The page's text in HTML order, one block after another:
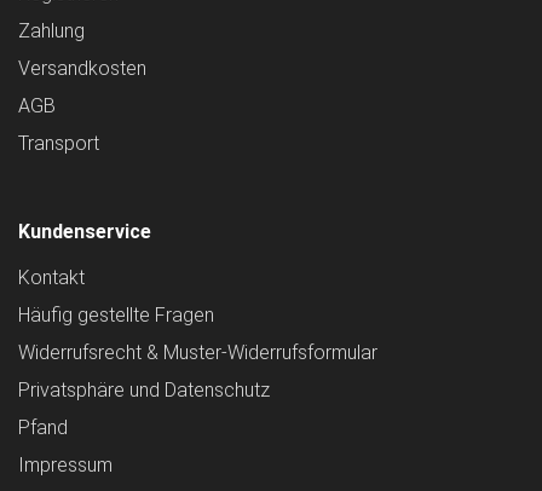
Zahlung
Versandkosten
AGB
Transport
Kundenservice
Kontakt
Häufig gestellte Fragen
Widerrufsrecht & Muster-Widerrufsformular
Privatsphäre und Datenschutz
Pfand
Impressum